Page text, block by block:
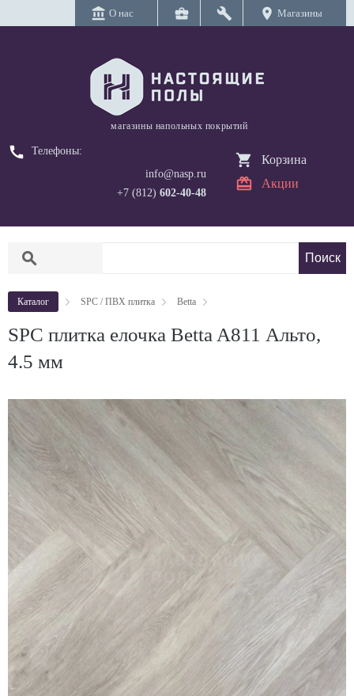
account_balance О нас business_center build location_on Магазины
магазины напольных покрытий
call
Телефоны:
info@nasp.ru
+7 (812) 602-40-48
Корзина
Акции
search
Каталог SPC / ПВХ плитка Betta
SPC плитка елочка Betta A811 Альто,
4.5 мм